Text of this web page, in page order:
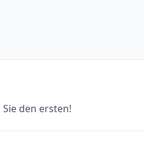
den ersten!